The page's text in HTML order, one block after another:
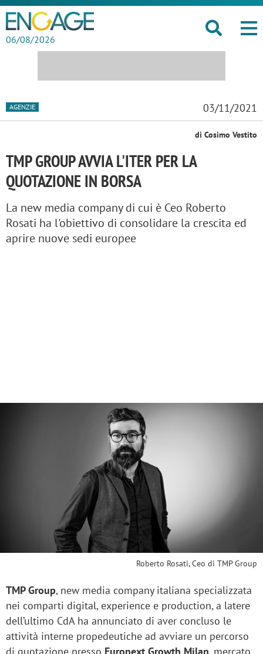
06/08/2026
AGENZIE 03/11/2021
di Cosimo Vestito
TMP GROUP AVVIA L'ITER PER LA
QUOTAZIONE IN BORSA
La new media company di cui è Ceo Roberto
Rosati ha l'obiettivo di consolidare la crescita ed
aprire nuove sedi europee
Roberto Rosati, Ceo di TMP Group
TMP Group, new media company italiana specializzata
nei comparti digital, experience e production, a latere
dell’ultimo CdA ha annunciato di aver concluso le
attività interne propedeutiche ad avviare un percorso